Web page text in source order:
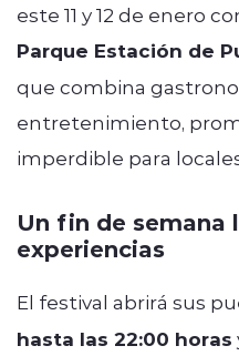
este 11 y 12 de enero
Parque Estación de
que combina
entretenimiento,
imperdible para
Un fin de semana
experiencias
El festival abrirá sus
hasta las 22:00 horas